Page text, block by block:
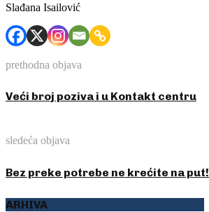
Slađana Isailović
prethodna objava
Veći broj poziva i u Kontakt centru
sledeća objava
Bez preke potrebe ne krećite na put!
ARHIVA